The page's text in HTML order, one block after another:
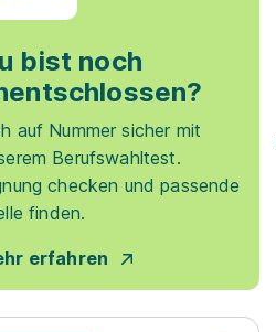
bist noch
auf Nummer sicher mit
Berufswahltest.
checken und passende
finden.
erfahren